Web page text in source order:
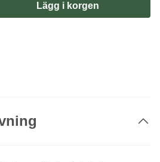
Lägg i korgen